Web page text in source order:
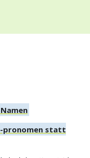
pronomen statt